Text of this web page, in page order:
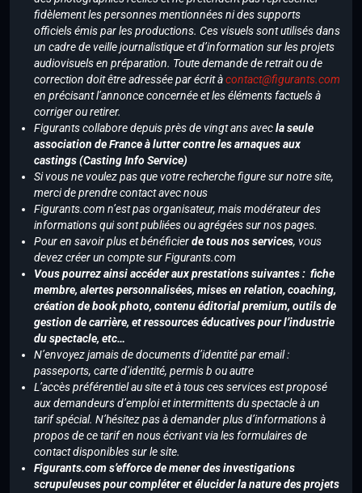
fidèlement les personnes mentionnées ni des supports
officiels émis par les productions. Ces visuels sont utilisés dans
un cadre de veille journalistique et d’information sur les projets
audiovisuels en préparation. Toute demande de retrait ou de
correction doit être adressée par écrit àcontact@figurants.com
en précisant l’annonce concernée et les éléments factuels à
corriger ou retirer.
Figurants collabore depuis près de vingt ans avecla seule
association de France à lutter contre les arnaques aux
castings (Casting Info Service)
Si vous ne voulez pas que votre recherche figure sur notre site,
merci de prendre contact avec nous
Figurants.com n’est pas organisateur, mais modérateur des
informations qui sont publiées ou agrégées sur nos pages.
Pour en savoir plus et bénéficierde tous nos services, vous
devez créer un compte sur Figurants.com
Vous pourrez ainsi accéder aux prestations suivantes : fiche
membre, alertes personnalisées, mises en relation, coaching,
création de book photo, contenu éditorial premium, outils de
gestion de carrière, et ressources éducatives pour l’industrie
du spectacle, etc…
N’envoyez jamais de documents d’identité par email :
passeports, carte d’identité, permis b ou autre
L’accès préférentiel au site et à tous ces services est proposé
aux demandeurs d’emploi et intermittents du spectacle à un
tarif spécial. N’hésitez pas à demander plus d’informations à
propos de ce tarif en nous écrivant via les formulaires de
contact disponibles sur le site.
Figurants.com s’efforce de mener des investigations
scrupuleuses pour compléter et élucider la nature des projets